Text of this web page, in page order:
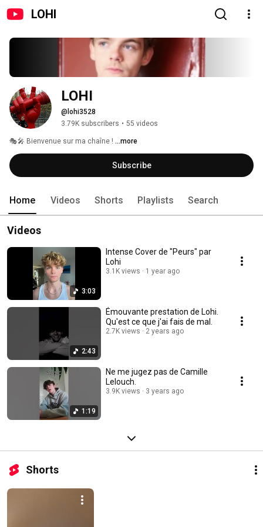
LOHI
LOHI
@lohi3528
3.79K subscribers • 55 videos
🎭🎤 Bienvenue sur ma chaîne ! ...more
Subscribe
Home Videos Shorts Playlists Search
Videos
3:03
Intense Cover de "Peurs" par
Lohi
3.1K views 1 year ago
2:43
Émouvante prestation de Lohi.
Qu'est ce que j'ai fais de mal.
2.7K views 2 years ago
1:19
Ne me jugez pas de Camille
Lelouch.
3.9K views 3 years ago
Shorts